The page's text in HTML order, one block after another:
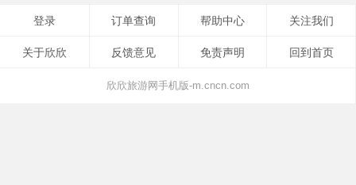
淌，跌宕为瀑，留连为潭，峡谷两侧山体陡峻，怪石罗
列，景观别致。到了晚上，一定要去拒马河源头的白杨绿
登录 订单查询 帮助中心 关注我们
关于欣欣 反馈意见 免责声明 回到首页
欣欣旅游网手机版-m.cncn.com